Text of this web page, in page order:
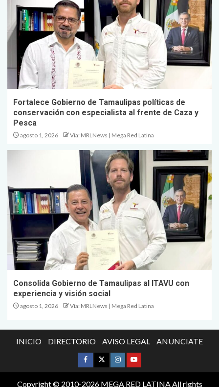
Fortalece Gobierno de Tamaulipas políticas de
conservación con especialista al frente de Caza y
Pesca
agosto 1, 2026 Vía: MRLNews | Mega Red Latina
Consolida Gobierno de Tamaulipas al ITAVU con
experiencia y visión social
agosto 1, 2026 Vía: MRLNews | Mega Red Latina
INICIO DIRECTORIO AVISO LEGAL ANUNCIATE
Copyright © 2010-2026 MEGA RED LATINA All rights